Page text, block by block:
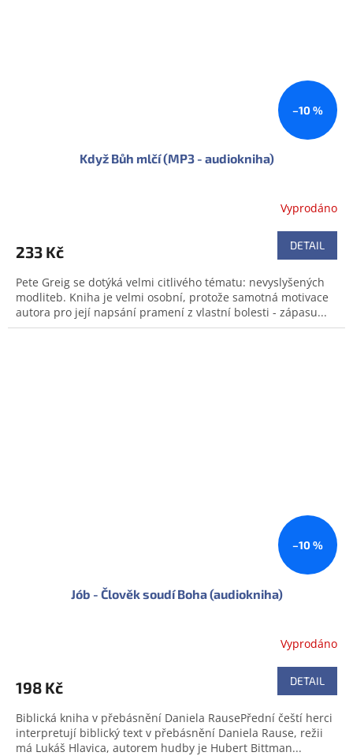
–10 %
Když Bůh mlčí (MP3 - audiokniha)
je
z
5
hvězdiček.
Vyprodáno
233 Kč DETAIL
Pete Greig se dotýká velmi citlivého tématu: nevyslyšených
modliteb. Kniha je velmi osobní, protože samotná motivace
autora pro její napsání pramení z vlastní bolesti - zápasu...
–10 %
Jób - Člověk soudí Boha (audiokniha)
Vyprodáno
198 Kč DETAIL
Biblická kniha v přebásnění Daniela RausePřední čeští herci
interpretují biblický text v přebásnění Daniela Rause, režii
má Lukáš Hlavica, autorem hudby je Hubert Bittman...